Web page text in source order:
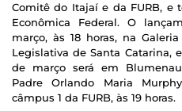
Comitê do Itajaí e da FURB, e
Econômica Federal. O
março, às 18 horas, na
Legislativa de Santa Catarina,
de março será em
Padre Orlando Maria
câmpus 1 da FURB, às 19 horas.